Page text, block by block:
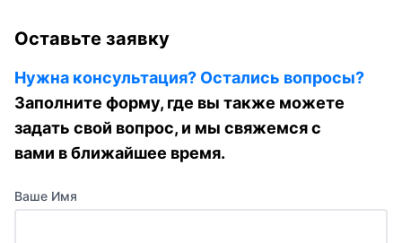
Оставьте заявку
Нужна консультация? Остались вопросы?
Заполните форму, где вы также можете
задать свой вопрос, и мы свяжемся с
вами в ближайшее время.
Ваше Имя